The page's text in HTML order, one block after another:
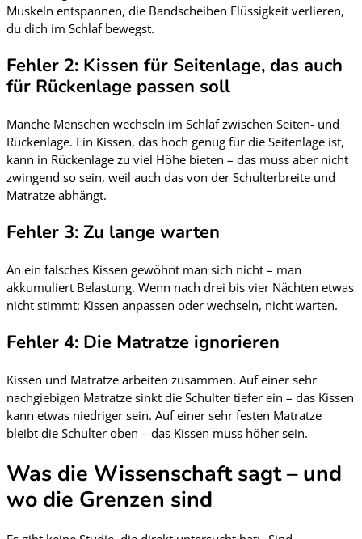
Muskeln entspannen, die Bandscheiben Flüssigkeit verlieren,
du dich im Schlaf bewegst.
Fehler 2: Kissen für Seitenlage, das auch
für Rückenlage passen soll
Manche Menschen wechseln im Schlaf zwischen Seiten- und
Rückenlage. Ein Kissen, das hoch genug für die Seitenlage ist,
kann in Rückenlage zu viel Höhe bieten – das muss aber nicht
zwingend so sein, weil auch das von der Schulterbreite und
Matratze abhängt.
Fehler 3: Zu lange warten
An ein falsches Kissen gewöhnt man sich nicht – man
akkumuliert Belastung. Wenn nach drei bis vier Nächten etwas
nicht stimmt: Kissen anpassen oder wechseln, nicht warten.
Fehler 4: Die Matratze ignorieren
Kissen und Matratze arbeiten zusammen. Auf einer sehr
nachgiebigen Matratze sinkt die Schulter tiefer ein – das Kissen
kann etwas niedriger sein. Auf einer sehr festen Matratze
bleibt die Schulter oben – das Kissen muss höher sein.
Was die Wissenschaft sagt – und
wo die Grenzen sind